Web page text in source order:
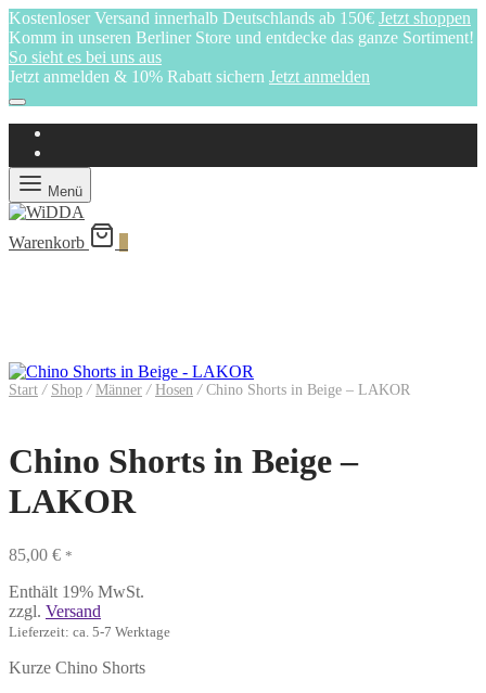
Kostenloser Versand innerhalb Deutschlands ab 150€ Jetzt shoppen
Komm in unseren Berliner Store und entdecke das ganze Sortiment!
So sieht es bei uns aus
Jetzt anmelden & 10% Rabatt sichern Jetzt anmelden
Menü
Warenkorb
Start / Shop / Männer / Hosen /Chino Shorts in Beige – LAKOR
Chino Shorts in Beige –
LAKOR
85,00 € *
Enthält 19% MwSt.
zzgl. Versand
Lieferzeit: ca. 5-7 Werktage
Kurze Chino Shorts